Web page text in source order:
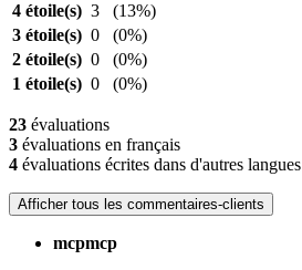
4 étoile(s) 3
(13%)
3 étoile(s) 0
(0%)
2 étoile(s) 0
(0%)
1 étoile(s) 0 (0%)
23 évaluations
3 évaluations en français
4 évaluations écrites dans d'autres langues
Afficher tous les commentaires-clients
mcpmcp